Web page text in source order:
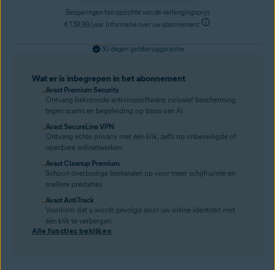
Wat er is inbegrepen in het abonnement
Avast Premium Security
Ontvang bekroonde antivirussoftware, inclusief bescherming
tegen scams en begeleiding op basis van AI.
Avast SecureLine VPN
Ontvang echte privacy met één klik, zelfs op onbeveiligde of
openbare wifinetwerken.
Avast Cleanup Premium
Schoon overbodige bestanden op voor meer schijfruimte en
snellere prestaties.
Avast AntiTrack
Voorkom dat u wordt gevolgd door uw online identiteit met
één klik te verbergen.
Alle functies bekijken
Besparingen ten opzichte van de verlengingsprijs
€ 139,99/jaar. Informatie over uw abonnement
30 dagen geldteruggarantie